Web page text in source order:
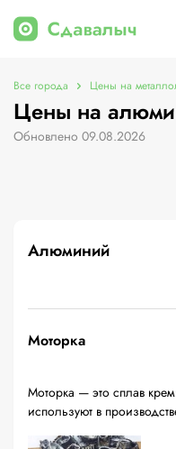
Все города Цены на
Цены на
Обновлено 09.08.2026
Алюминий
Моторка
Моторка — это сплав
используют в